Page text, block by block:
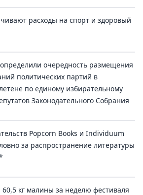
расходы на спорт и здоровый
очередность размещения
политических партий в
по единому избирательному
Законодательного Собрания
Popcorn Books и Individuum
за распространение литературы
кг малины за неделю фестиваля